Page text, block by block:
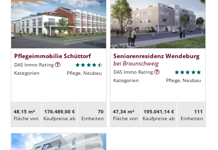
Pflegeimmobilie Schüttorf
DAS Immo Rating
Kategorien
Pflege, Neubau
48,15 m²
Fläche von
176.489,00 €
Kaufpreise ab
70
Ein­heiten
Seniorenresidenz Wendeburg
bei Braunschweig
DAS Immo Rating
Kategorien
Pflege, Neubau
47,34 m²
Fläche von
195.041,14 €
Kaufpreise ab
111
Ein­heiten